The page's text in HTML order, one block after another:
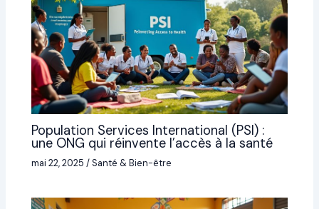
Population Services International (PSI) :
une ONG qui réinvente l’accès à la santé
mai 22, 2025/Santé & Bien-être